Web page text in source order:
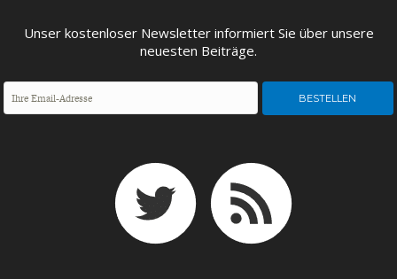
MACHT
Unser kostenloser Newsletter informiert Sie über unsere
neuesten Beiträge.